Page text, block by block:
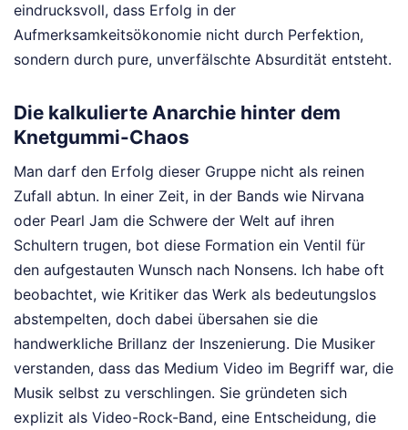
eindrucksvoll, dass Erfolg in der
Aufmerksamkeitsökonomie nicht durch Perfektion,
sondern durch pure, unverfälschte Absurdität entsteht.
Die kalkulierte Anarchie hinter dem
Knetgummi-Chaos
Man darf den Erfolg dieser Gruppe nicht als reinen
Zufall abtun. In einer Zeit, in der Bands wie Nirvana
oder Pearl Jam die Schwere der Welt auf ihren
Schultern trugen, bot diese Formation ein Ventil für
den aufgestauten Wunsch nach Nonsens. Ich habe oft
beobachtet, wie Kritiker das Werk als bedeutungslos
abstempelten, doch dabei übersahen sie die
handwerkliche Brillanz der Inszenierung. Die Musiker
verstanden, dass das Medium Video im Begriff war, die
Musik selbst zu verschlingen. Sie gründeten sich
explizit als Video-Rock-Band, eine Entscheidung, die